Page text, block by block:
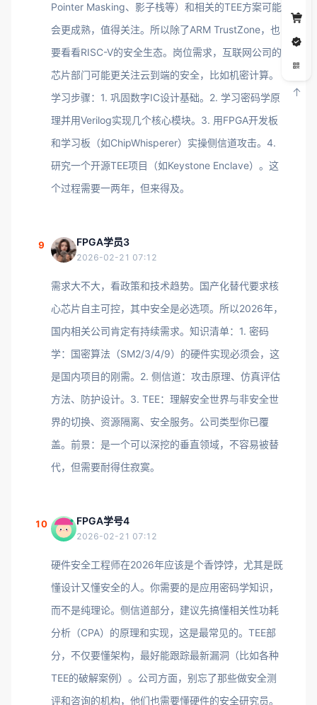
Pointer Masking、影子栈等）和相关的TEE方案可能
会更成熟，值得关注。所以除了ARM TrustZone，也
要看看RISC-V的安全生态。岗位需求，互联网公司的
芯片部门可能更关注云到端的安全，比如机密计算。
学习步骤：1. 巩固数字IC设计基础。2. 学习密码学原
理并用Verilog实现几个核心模块。3. 用FPGA开发板
和学习板（如ChipWhisperer）实操侧信道攻击。4.
研究一个开源TEE项目（如Keystone Enclave）。这
个过程需要一两年，但来得及。
9 FPGA学员3
2026-02-21 07:12
需求大不大，看政策和技术趋势。国产化替代要求核
心芯片自主可控，其中安全是必选项。所以2026年，
国内相关公司肯定有持续需求。知识清单：1. 密码
学：国密算法（SM2/3/4/9）的硬件实现必须会，这
是国内项目的刚需。2. 侧信道：攻击原理、仿真评估
方法、防护设计。3. TEE：理解安全世界与非安全世
界的切换、资源隔离、安全服务。公司类型你已覆
盖。前景：是一个可以深挖的垂直领域，不容易被替
代，但需要耐得住寂寞。
10 FPGA学号4
2026-02-21 07:12
硬件安全工程师在2026年应该是个香饽饽，尤其是既
懂设计又懂安全的人。你需要的是应用密码学知识，
而不是纯理论。侧信道部分，建议先搞懂相关性功耗
分析（CPA）的原理和实现，这是最常见的。TEE部
分，不仅要懂架构，最好能跟踪最新漏洞（比如各种
TEE的破解案例）。公司方面，别忘了那些做安全测
评和咨询的机构，他们也需要懂硬件的安全研究员。